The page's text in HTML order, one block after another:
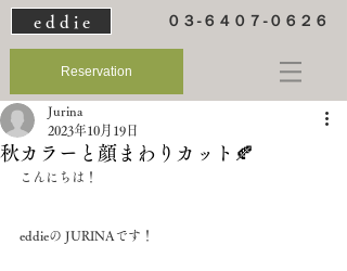
e d d i e ０３-６４０７-０６２６
Reservation
秋カラーと顔まわりカット🍂
Jurina
2023年10月19日
こんにちは！
eddieの JURINAです！